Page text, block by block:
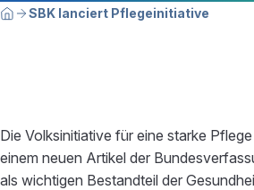
Breadcrumbnavigation
Sie befinden sich hier:
HomeSBK lanciert Pflegeinitiative
Die Volksinitiative für eine starke
einem neuen Artikel der
als wichtigen Bestandteil der